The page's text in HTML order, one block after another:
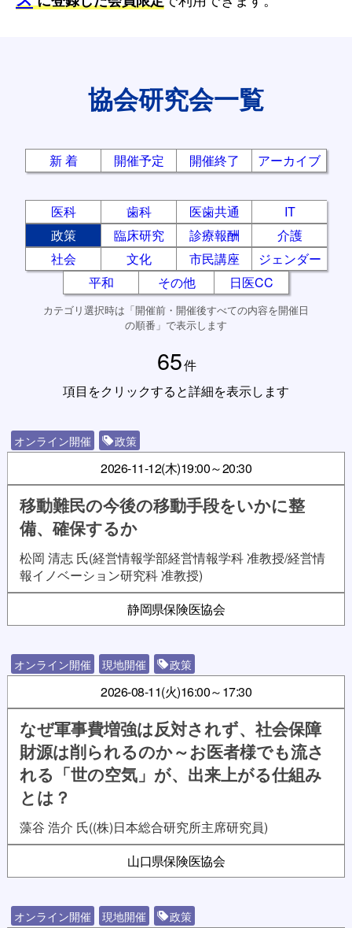
協会研究会一覧
新 着 開催予定 開催終了 アーカイブ
医科 歯科 医歯共通
IT
政策
臨床研究 診療報酬
介護
社会
文化 市民講座
ジェンダー
平和
その他 日医CC
カテゴリ選択時は「開催前・開催後すべての内容を開催日
の順番」で表示します
65件
項目をクリックすると詳細を表示します
オンライン開催 政策
2026-11-12(木)19:00～20:30
移動難民の今後の移動手段をいかに整
備、確保するか
松岡 清志 氏(経営情報学部経営情報学科 准教授/経営情
報イノベーション研究科 准教授)
静岡県保険医協会
オンライン開催 現地開催 政策
2026-08-11(火)16:00～17:30
なぜ軍事費増強は反対されず、社会保障
財源は削られるのか～お医者様でも流さ
れる「世の空気」が、出来上がる仕組み
とは？
藻谷 浩介 氏((株)日本総合研究所主席研究員)
山口県保険医協会
オンライン開催 現地開催 政策